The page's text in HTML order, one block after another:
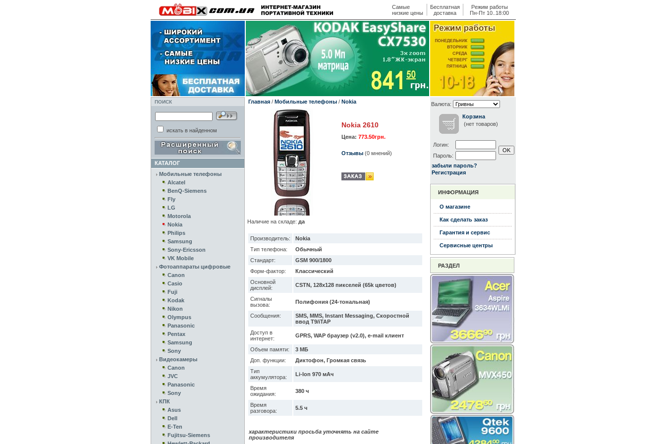
Самые
низкие цены
Бесплатная
доставка
Режим работы
Пн-Пт 10..18:00
ПОИСК
искать в найденном
КАТАЛОГ
Мобильные телефоны
Alcatel
BenQ-Siemens
Fly
LG
Motorola
Nokia
Philips
Samsung
Sony-Ericsson
VK Mobile
Фотоаппараты цифровые
Canon
Casio
Fuji
Kodak
Nikon
Olympus
Panasonic
Pentax
Samsung
Sony
Видеокамеры
Canon
JVC
Panasonic
Sony
КПК
Asus
Dell
E-Ten
Fujitsu-Siemens
Главная/ Мобильные телефоны/ Nokia
Nokia 2610
Цена: 773.50грн.
Отзывы(0 мнений)
Наличие на складе: да
Производитель:
Nokia
Тип телефона:
Обычный
Стандарт:
GSM 900/1800
Форм-фактор:
Классический
Основной
дисплей:
CSTN, 128x128 пикселей (65k цветов)
Сигналы
вызова:
Полифония (24-тональная)
Сообщения:
SMS, MMS, Instant Messaging, Скоростной
ввод T9/iTAP
Доступ в
интернет:
GPRS, WAP браузер (v2.0), e-mail клиент
Объем памяти:
3 МБ
Доп. функции:
Диктофон, Громкая связь
Тип
аккумулятора:
Li-Ion 970 мАч
Время
ожидания:
380 ч
Время
разговора:
5.5 ч
характеристики просьба уточнять на сайте
производителя
Валюта:
Корзина
(нет товаров)
Логин:
Пароль:
забыли пароль?
Регистрация
ИНФОРМАЦИЯ
О магазине
Как сделать заказ
Гарантия и сервис
Сервисные центры
РАЗДЕЛ